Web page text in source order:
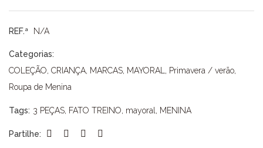
TREINO
MAYORAL
REF.ª N/A
Categorias:
COLEÇÃO, CRIANÇA, MARCAS, MAYORAL, Primavera / verão,
Roupa de Menina
Tags: 3 PEÇAS, FATO TREINO, mayoral , MENINA
Partilhe: